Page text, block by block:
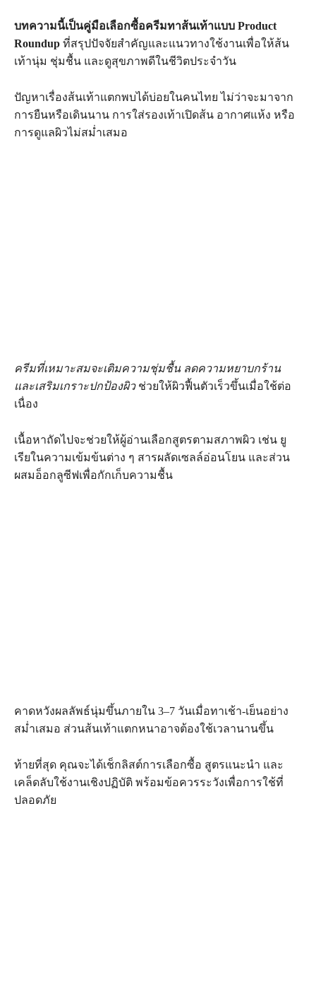
บทความนี้เป็นคู่มือเลือกซื้อครีมทาส้นเท้าแบบ Product
Roundup ที่สรุปปัจจัยสำคัญและแนวทางใช้งานเพื่อให้ส้น
เท้านุ่ม ชุ่มชื้น และดูสุขภาพดีในชีวิตประจำวัน
ปัญหาเรื่องส้นเท้าแตกพบได้บ่อยในคนไทย ไม่ว่าจะมาจาก
การยืนหรือเดินนาน การใส่รองเท้าเปิดส้น อากาศแห้ง หรือ
การดูแลผิวไม่สม่ำเสมอ
ครีมที่เหมาะสมจะเติมความชุ่มชื้น ลดความหยาบกร้าน
และเสริมเกราะปกป้องผิวช่วยให้ผิวฟื้นตัวเร็วขึ้นเมื่อใช้ต่อ
เนื่อง
เนื้อหาถัดไปจะช่วยให้ผู้อ่านเลือกสูตรตามสภาพผิว เช่น ยู
เรียในความเข้มข้นต่าง ๆ สารผลัดเซลล์อ่อนโยน และส่วน
ผสมอ็อกลูซีฟเพื่อกักเก็บความชื้น
คาดหวังผลลัพธ์นุ่มขึ้นภายใน 3–7 วันเมื่อทาเช้า-เย็นอย่าง
สม่ำเสมอ ส่วนส้นเท้าแตกหนาอาจต้องใช้เวลานานขึ้น
ท้ายที่สุด คุณจะได้เช็กลิสต์การเลือกซื้อ สูตรแนะนำ และ
เคล็ดลับใช้งานเชิงปฏิบัติ พร้อมข้อควรระวังเพื่อการใช้ที่
ปลอดภัย